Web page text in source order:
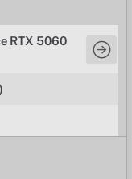
RTX 5060